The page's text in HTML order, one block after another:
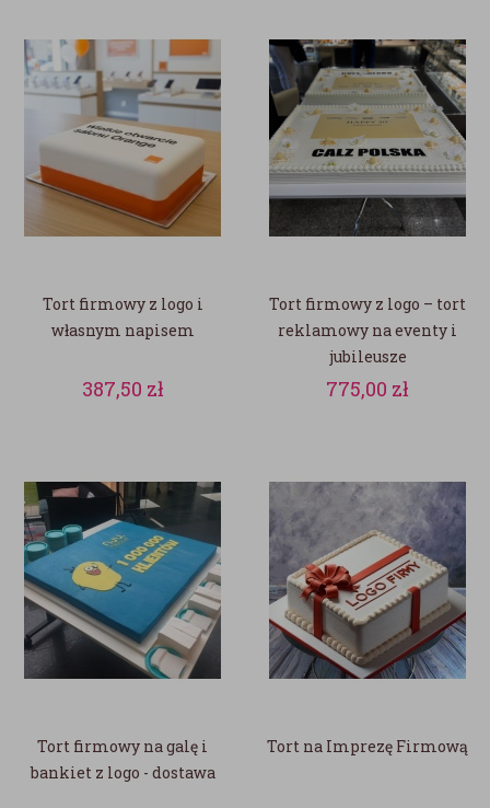
Tort firmowy z logo i
własnym napisem
387,50 zł
Tort firmowy z logo – tort
reklamowy na eventy i
jubileusze
775,00 zł
Tort firmowy na galę i
bankiet z logo - dostawa
Tort na Imprezę Firmową